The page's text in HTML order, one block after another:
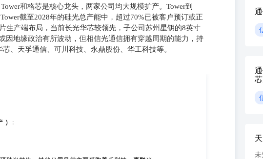
和格芯是核心龙头，两家公司均大规模扩产。Tower到
截至2028年的硅光总产能中，超过70%已被客户预订或正
生产端布局，当前长光华芯较领先，子公司苏州星钥的8英寸
因地缘政治有所波动，但相信光通信拥有穿越周期的能力，持
、天孚通信、可川科技、永鼎股份、华工科技等。
于2026年底完成通线。 短期或因地缘政治有所波动，但相信光通信拥有穿